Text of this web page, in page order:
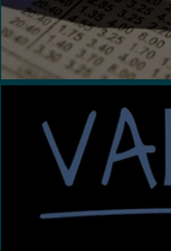
Τι είναι τα